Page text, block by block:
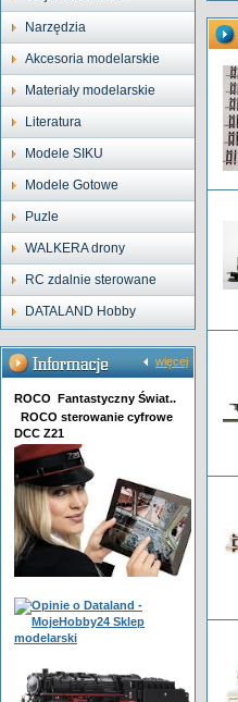
Narzędzia
Akcesoria modelarskie
Materiały modelarskie
Literatura
Modele SIKU
Modele Gotowe
Puzle
WALKERA drony
RC zdalnie sterowane
DATALAND Hobby
więcej
ROCO Fantastyczny Świat..
ROCO sterowanie cyfrowe
DCC Z21